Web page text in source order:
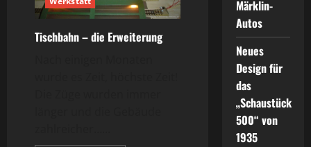
Tischbahn – die Erweiterung
Märklin-
Autos
Neues
Design für
das
„Schaustück
500“ von
1935